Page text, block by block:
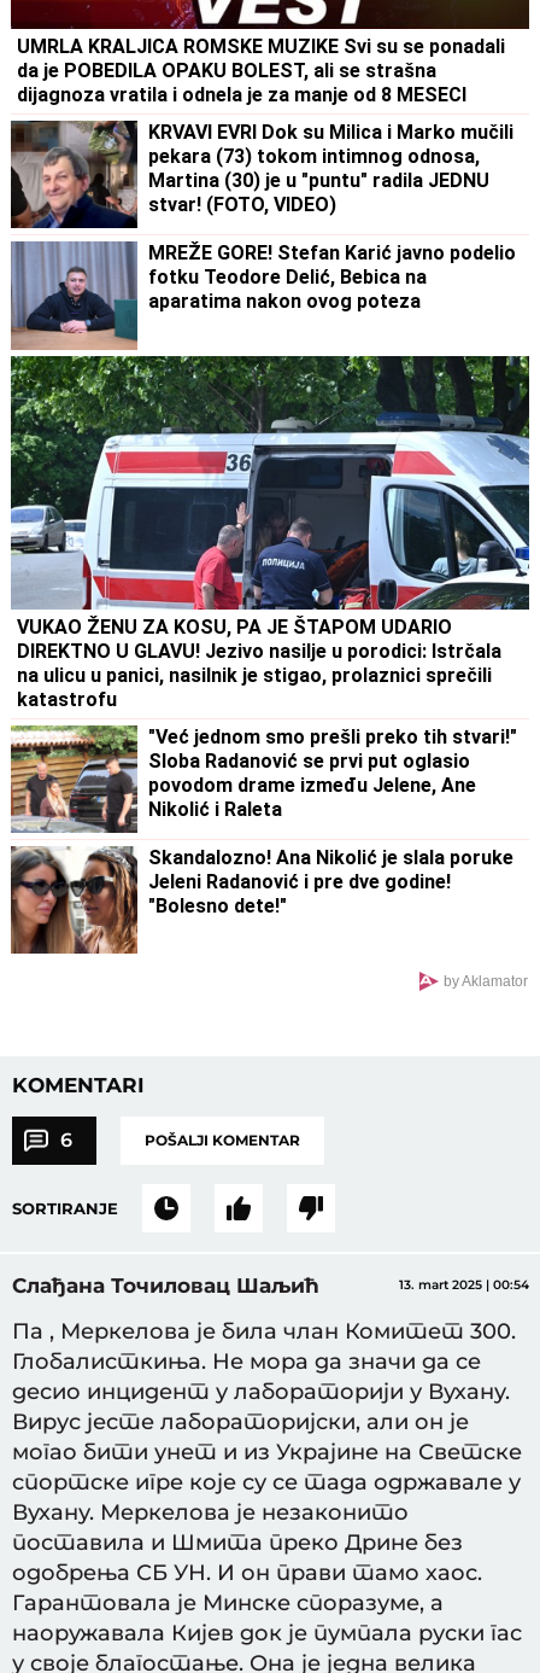
UMRLA KRALJICA ROMSKE MUZIKE Svi su se ponadali
da je POBEDILA OPAKU BOLEST, ali se strašna
dijagnoza vratila i odnela je za manje od 8 MESECI
KRVAVI EVRI Dok su Milica i Marko mučili
pekara (73) tokom intimnog odnosa,
Martina (30) je u "puntu" radila JEDNU
stvar! (FOTO, VIDEO)
MREŽE GORE! Stefan Karić javno podelio
fotku Teodore Delić, Bebica na
aparatima nakon ovog poteza
VUKAO ŽENU ZA KOSU, PA JE ŠTAPOM UDARIO
DIREKTNO U GLAVU! Jezivo nasilje u porodici: Istrčala
na ulicu u panici, nasilnik je stigao, prolaznici sprečili
katastrofu
"Već jednom smo prešli preko tih stvari!"
Sloba Radanović se prvi put oglasio
povodom drame između Jelene, Ane
Nikolić i Raleta
Skandalozno! Ana Nikolić je slala poruke
Jeleni Radanović i pre dve godine!
"Bolesno dete!"
by Aklamator
KOMENTARI
6 POŠALJI KOMENTAR
SORTIRANJE
Слађана Точиловац Шаљић 13. mart 2025 | 00:54
Па , Меркелова је била члан Комитет 300.
Глобалисткиња. Не мора да значи да се
десио инцидент у лабораторији у Вухану.
Вирус јесте лабораторијски, али он је
могао бити унет и из Украјине на Светске
спортске игре које су се тада одржавале у
Вухану. Меркелова је незаконито
поставила и Шмита преко Дрине без
одобрења СБ УН. И он прави тамо хаос.
Гарантовала је Минске споразуме, а
наоружавала Кијев док је пумпала руски гас
у своје благостање. Она је једна велика